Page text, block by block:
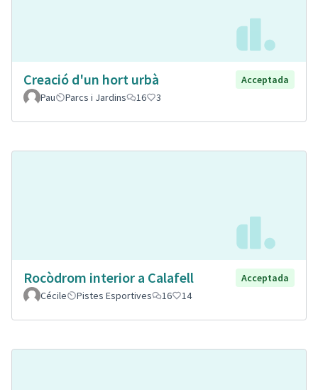
Creació d'un hort urbà
Acceptada
Pau
Parcs i Jardins 16 3
Rocòdrom interior a Calafell
Acceptada
Cécile
Pistes Esportives 16 14